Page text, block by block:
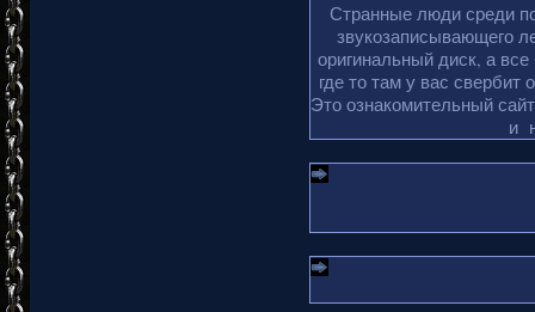
Странные люди среди
звукозаписывающего
оригинальный диск, а
где то там у вас свербит
Это ознакомительный
и